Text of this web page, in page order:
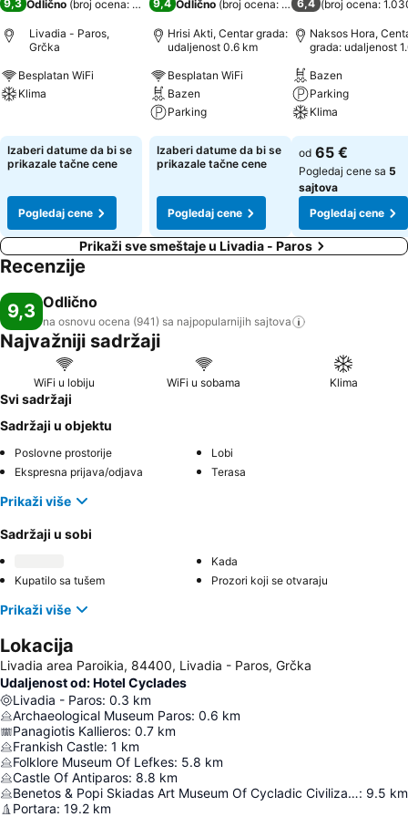
9,3 Odlično (broj ocena: 941)
Livadia - Paros,
Grčka
Besplatan WiFi
Klima
Izaberi datume da bi se
prikazale tačne cene
Pogledaj cene
9,4 Odlično (broj ocena: 634)
Hrisi Akti, Centar grada:
udaljenost 0.6 km
Besplatan WiFi
Bazen
Parking
Pogledaj cene
Izaberi datume da bi se
prikazale tačne cene
Pogledaj cene
6,4 (broj ocena:
Naksos Hora,
grada: udaljenost
Bazen
Parking
Klima
Pogledaj cene
od 65 €
Pogledaj cene sa 5
sajtova
Pogledaj cene
Prikaži sve smeštaje u Livadia - Paros
Recenzije
9,3 Odlično
na osnovu ocena (941) sa najpopularnijih sajtova
Najvažniji sadržaji
WiFi u lobiju WiFi u sobama Klima
Svi sadržaji
Sadržaji u objektu
Poslovne prostorije
Lobi
Ekspresna prijava/odjava
Terasa
Prikaži više
Sadržaji u sobi
Kada
Kupatilo sa tušem
Prozori koji se otvaraju
Prikaži više
Lokacija
Livadia area Paroikia, 84400, Livadia - Paros, Grčka
Udaljenost od: Hotel Cyclades
Livadia - Paros: 0.3 km
Archaeological Museum Paros: 0.6 km
Panagiotis Kallieros: 0.7 km
Frankish Castle: 1 km
Folklore Museum Of Lefkes: 5.8 km
Castle Of Antiparos: 8.8 km
Benetos & Popi Skiadas Art Museum Of Cycladic Civilization: 9.5 km
Portara: 19.2 km